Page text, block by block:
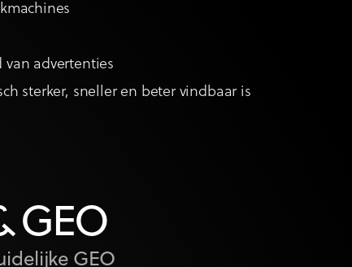
advertenties
sterker, sneller en beter vindbaar is
GEO
GEO